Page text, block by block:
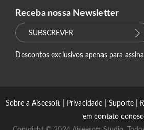
Receba nossa Newsletter
SUBSCREVER
Descontos exclusivos apenas para
Sobre a Aiseesoft| Privacidade| Suporte|
em contato